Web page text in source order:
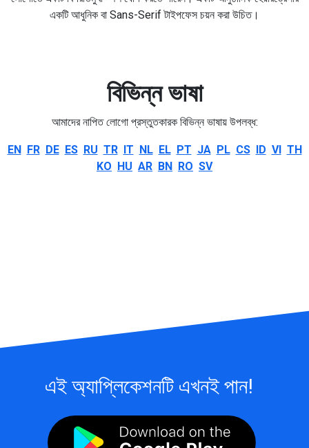
একটি আধুনিক বা Sans-Serif টাইপফেস চয়ন করা উচিত।
বিভিন্ন ভাষা
আমাদের নাপিত লোগো প্রস্তুতকারক বিভিন্ন ভাষায় উপলব্ধ:
EN FR DE ES RU TR IT NL EL PT JA PL CS ID VI TH
KO HU AR BN RO SV
এই অ্যাপ্লিকেশনটি এখনই পান!